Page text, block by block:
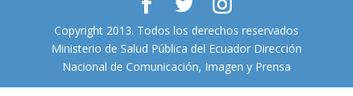
Copyright 2013. Todos los derechos reservados
Ministerio de Salud Pública del Ecuador Dirección
Nacional de Comunicación, Imagen y Prensa